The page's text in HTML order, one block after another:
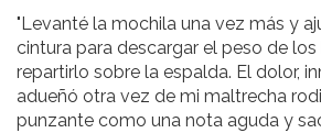
"Levanté la mochila una vez más y
cintura para descargar el peso de
repartirlo sobre la espalda. El dolor,
adueñó otra vez de mi maltrecha
punzante como una nota aguda y